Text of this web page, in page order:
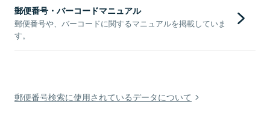
郵便番号・バーコードマニュアル
郵便番号や、バーコードに関するマニュアルを掲載していま
す。
郵便番号検索に使用されているデータについて